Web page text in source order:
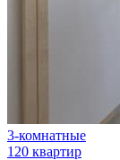
3-комнатные
120 квартир